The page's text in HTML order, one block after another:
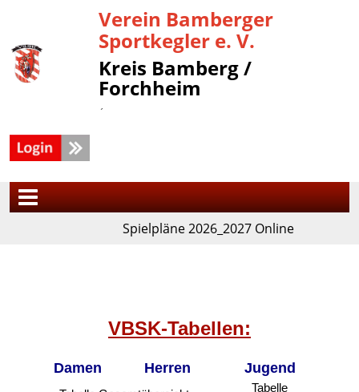
Verein Bamberger
Sportkegler e. V.
Kreis Bamberg /
Forchheim
´
Spielpläne 2026_2027 Online